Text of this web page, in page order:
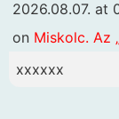
2026.08.07. at
on Miskolc. Az
xxxxxx